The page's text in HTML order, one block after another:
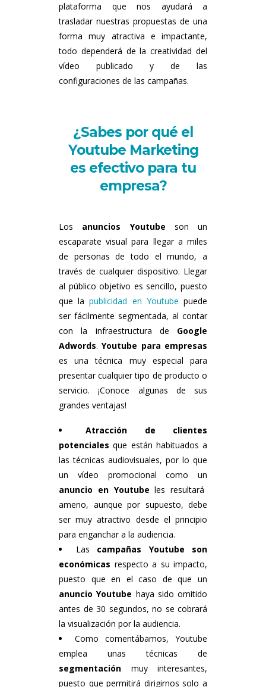
plataforma que nos ayudará a
trasladar nuestras propuestas de una
forma muy atractiva e impactante,
todo dependerá de la creatividad del
vídeo publicado y de las
configuraciones de las campañas.
¿Sabes por qué el
Youtube Marketing
es efectivo para tu
empresa?
Los anuncios Youtube son un
escaparate visual para llegar a miles
de personas de todo el mundo, a
través de cualquier dispositivo. Llegar
al público objetivo es sencillo, puesto
que lapublicidad en Youtube puede
ser fácilmente segmentada, al contar
con la infraestructura de Google
Adwords.Youtube para empresas
es una técnica muy especial para
presentar cualquier tipo de producto o
servicio. ¡Conoce algunas de sus
grandes ventajas!
Atracción
de clientes
potenciales que están habituados a
las técnicas audiovisuales, por lo que
un vídeo promocional como un
anuncio en Youtube les resultará
ameno, aunque por supuesto, debe
ser muy atractivo desde el principio
para enganchar a la audiencia.
Las campañas Youtube
son
económicas respecto a su impacto,
puesto que en el caso de que un
anuncio Youtube haya sido omitido
antes de 30 segundos, no se cobrará
la visualización por la audiencia.
Como comentábamos, Youtube
emplea unas técnicas de
segmentación muy interesantes,
puesto que permitirá dirigirnos solo a